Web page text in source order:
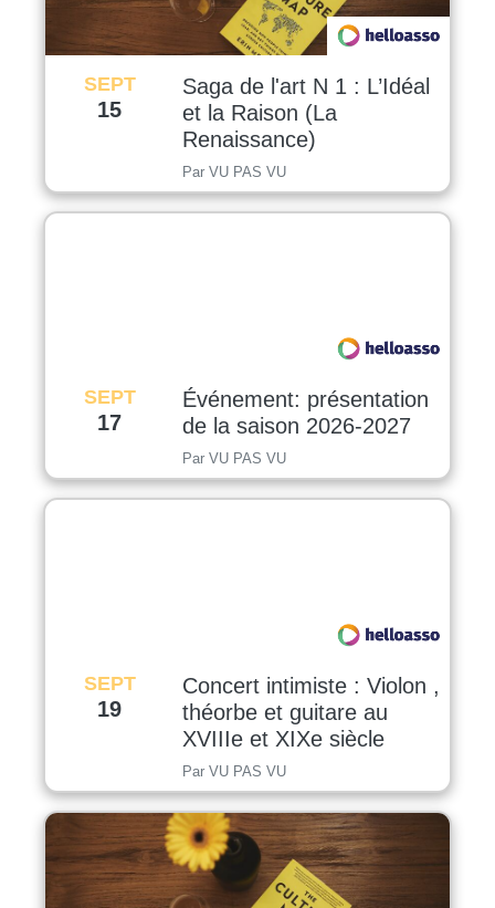
SEPT
15
Saga de l'art N 1 : L’Idéal
et la Raison (La
Renaissance)
Par VU PAS VU
SEPT
17
Événement: présentation
de la saison 2026-2027
Par VU PAS VU
SEPT
19
Concert intimiste : Violon ,
théorbe et guitare au
XVIIIe et XIXe siècle
Par VU PAS VU